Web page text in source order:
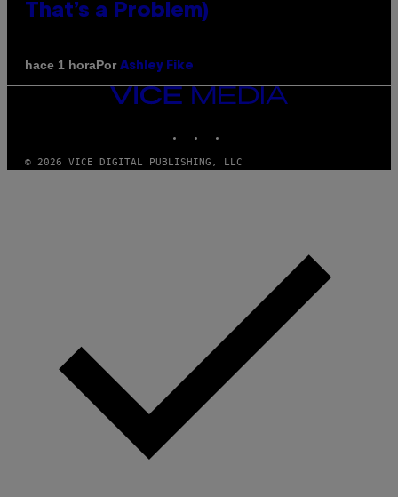
That’s a Problem)
hace 1 horaPor Ashley Fike
VICE
MEDIA
© 2026 VICE DIGITAL PUBLISHING, LLC